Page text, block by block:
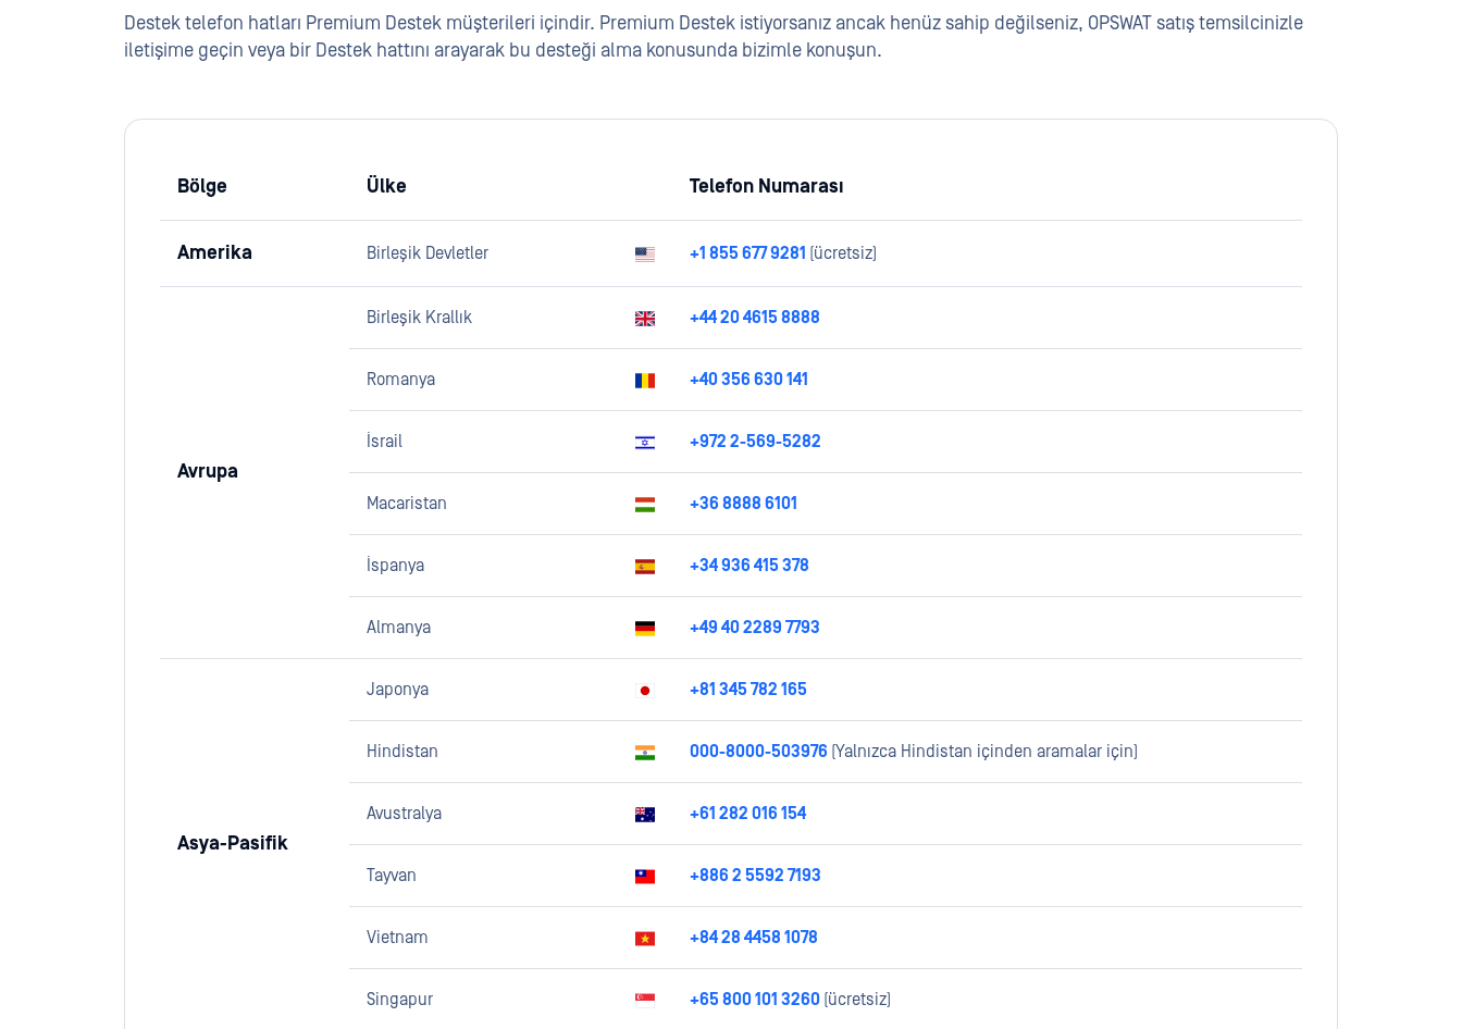
Destek telefon hatları Premium Destek müşterileri içindir. Premium Destek istiyorsanız ancak henüz sahip değilseniz, OPSWAT satış temsilcinizle
iletişime geçin veya bir Destek hattını arayarak bu desteği alma konusunda bizimle konuşun.
Bölge Ülke Telefon Numarası
Amerika Birleşik Devletler +1 855 677 9281 (ücretsiz)
Avrupa
Birleşik Krallık +44 20 4615 8888
Romanya +40 356 630 141
İsrail +972 2-569-5282
Macaristan +36 8888 6101
İspanya +34 936 415 378
Almanya +49 40 2289 7793
Asya-Pasifik
Japonya +81 345 782 165
Hindistan 000-8000-503976 (Yalnızca Hindistan içinden aramalar için)
Avustralya +61 282 016 154
Tayvan +886 2 5592 7193
Vietnam +84 28 4458 1078
Singapur +65 800 101 3260 (ücretsiz)